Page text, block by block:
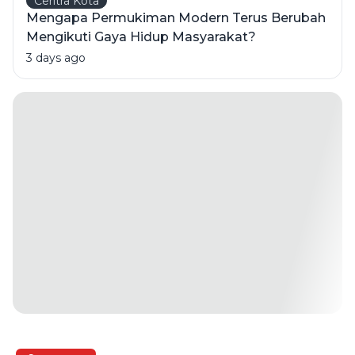
Mengapa Permukiman Modern Terus Berubah
Mengikuti Gaya Hidup Masyarakat?
3 days ago